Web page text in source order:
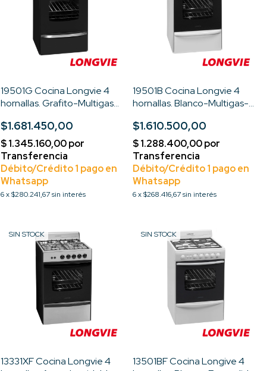
19501G Cocina Longvie 4
hornallas. Grafito-Multigas-
$1.681.450,00
6 x$280.241,67 sin interés
19501B Cocina Longvie 4
hornallas. Blanco-Multigas-
$1.610.500,00
6x$268.416,67sin interés
SIN STOCK
13331XF Cocina Longvie 4
SIN STOCK
13501BF Cocina Longive 4